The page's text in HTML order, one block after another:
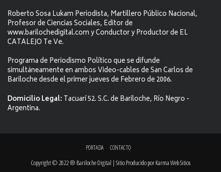
Roberto Sosa Lukam Periodista, Martillero Público Nacional,
Profesor de Ciencias Sociales, Editor de
www.barilochedigital.com y Conductor y Productor de EL
CATALEJO Te Ve.
Programa de Periodismo Político que se difunde
simultáneamente en ambos Video-cables de San Carlos de
Bariloche desde el primer jueves de Febrero de 2006.
Domicilio Legal: Tacuarí 52. S.C. de Bariloche, Río Negro -
Argentina.
PORTADA CONTACTO
Copyright © 2022 ® Bariloche Digital | Sitio Producido porKarma Web Sitios